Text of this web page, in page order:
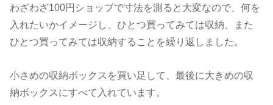
わざわざ100円ショップで寸法を測ると大変なので、何を
入れたいかイメージし、ひとつ買ってみては収納、また
ひとつ買ってみては収納することを繰り返しました。
小さめの収納ボックスを買い足して、最後に大きめの収
納ボックスにすべて入れています。